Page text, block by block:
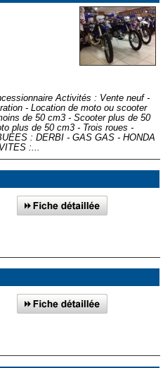
Activités : Vente neuf -
- Location de moto ou scooter
de 50 cm3 - Scooter plus de 50
plus de 50 cm3 - Trois roues -
: DERBI - GAS GAS - HONDA
:...